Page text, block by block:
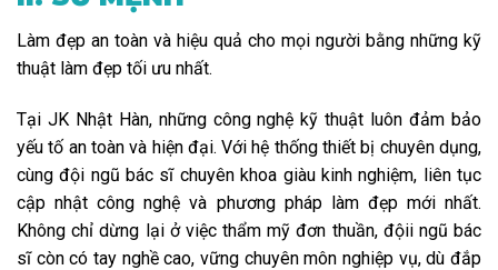
Làm đẹp an toàn và hiệu quả cho mọi người bằng những kỹ
thuật làm đẹp tối ưu nhất.
Tại JK Nhật Hàn, những công nghệ kỹ thuật luôn đảm bảo
yếu tố an toàn và hiện đại. Với hệ thống thiết bị chuyên dụng,
cùng đội ngũ bác sĩ chuyên khoa giàu kinh nghiệm, liên tục
cập nhật công nghệ và phương pháp làm đẹp mới nhất.
Không chỉ dừng lại ở việc thẩm mỹ đơn thuần, độii ngũ bác
sĩ còn có tay nghề cao, vững chuyên môn nghiệp vụ, dù đắp